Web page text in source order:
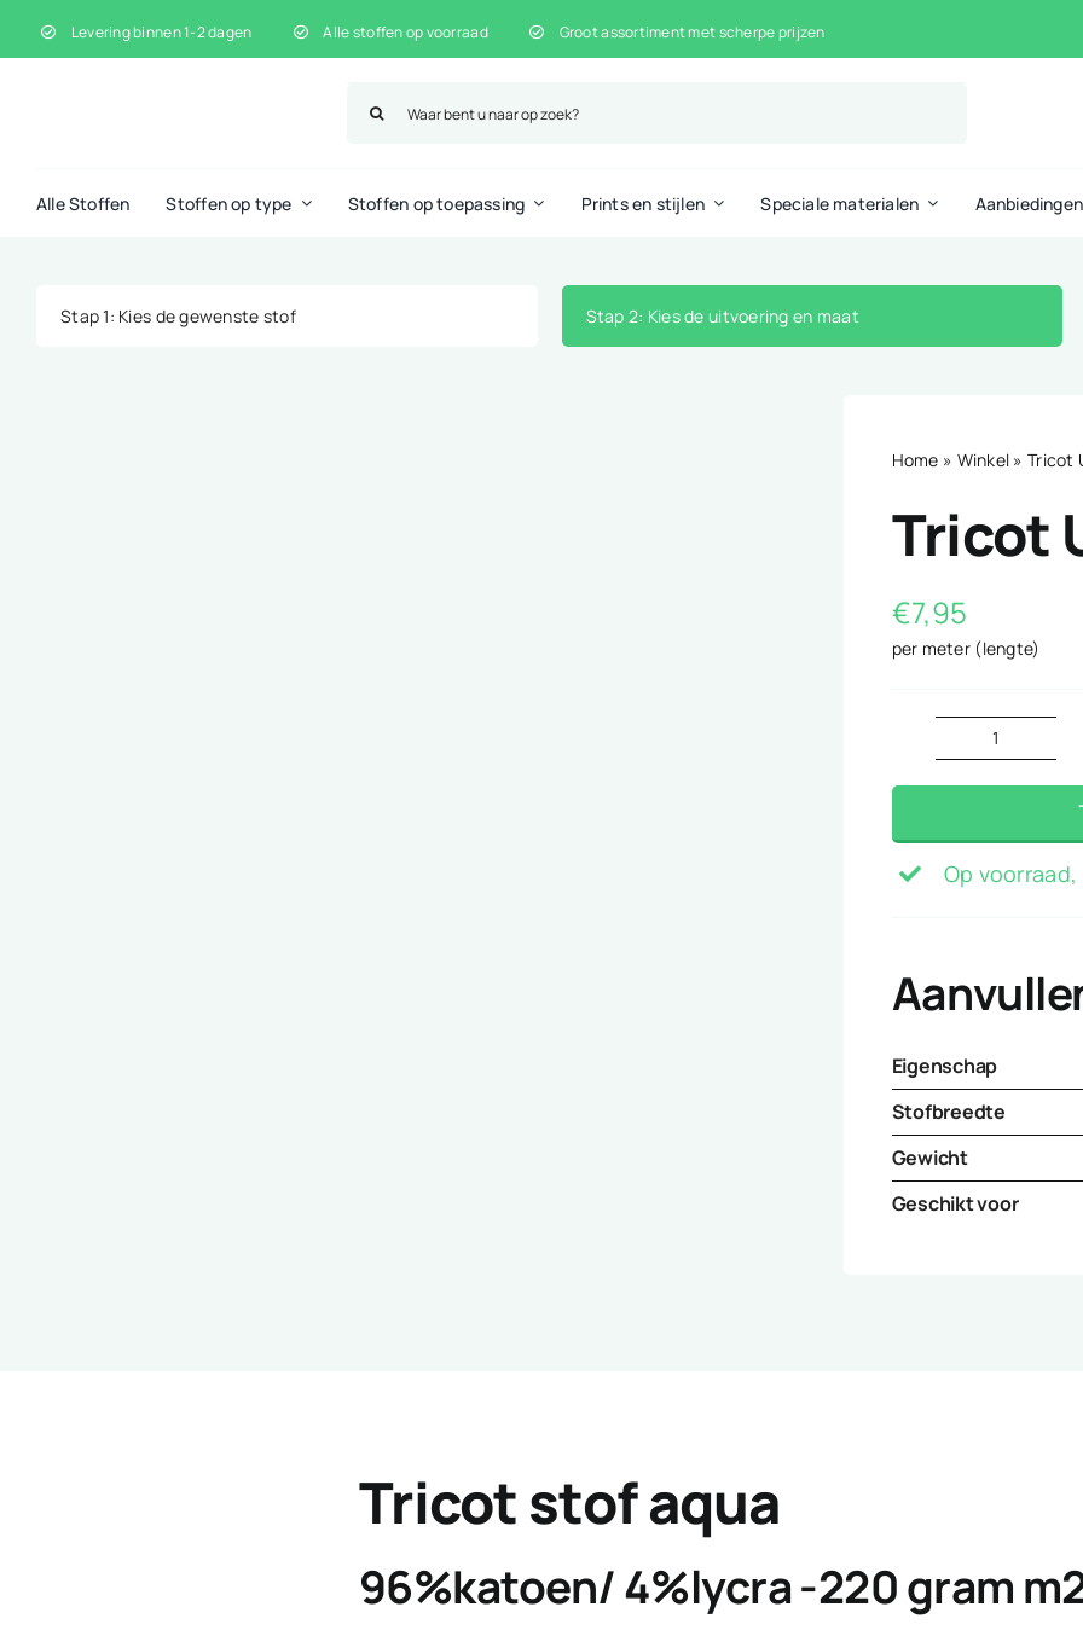
naar
Levering binnen 1-2 dagen Alle stoffen op voorraad Groot assortiment met scherpe prijzen
naar:
Alle Stoffen Stoffen op type Stoffen op toepassing Prints en stijlen Speciale materialen Aanbiedingen
Stap 1: Kies de gewenste stof Stap 2: Kies de uitvoering en maat
Home » Winkel » Tricot
Tricot
€7,95
per meter (lengte)
Tricot
Uni
aantal
Op
Eigenschap
Stofbreedte
Gewicht
Geschikt voor
Tricot stof aqua
96%katoen/ 4%lycra -220 gram